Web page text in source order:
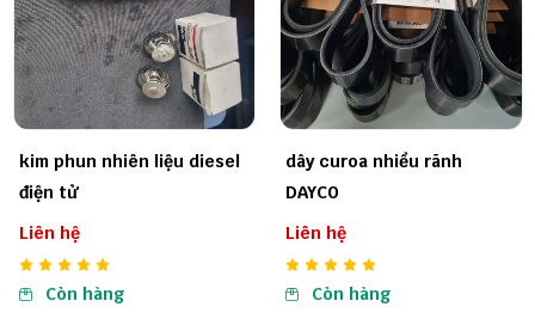
kim phun nhiên liệu diesel
điện tử
Liên hệ
Còn hàng
dây curoa nhiều rãnh
DAYCO
Liên hệ
Còn hàng